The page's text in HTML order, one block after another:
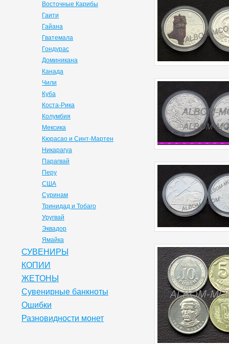
Восточные Карибы
Гаити
Гайана
Гватемала
Гондурас
Доминикана
Канада
Чили
Куба
Коста-Рика
Колумбия
Мексика
Кюрасао и Синт-Мартен
Никарагуа
Парагвай
Перу
США
Суринам
Тринидад и Тобаго
Уругвай
Эквадор
Ямайка
СУВЕНИРЫ
КОПИИ
ЖЕТОНЫ
Сувенирные банкноты
Ошибки
Разновидности монет